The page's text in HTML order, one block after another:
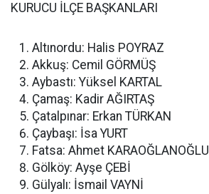
KURUCU İLÇE BAŞKANLARI
Altınordu: Halis POYRAZ
Akkuş: Cemil GÖRMÜŞ
Aybastı: Yüksel KARTAL
Çamaş: Kadir AĞIRTAŞ
Çatalpınar: Erkan TÜRKAN
Çaybaşı: İsa YURT
Fatsa: Ahmet KARAOĞLANOĞLU
Gölköy: Ayşe ÇEBİ
Gülyalı: İsmail VAYNİ